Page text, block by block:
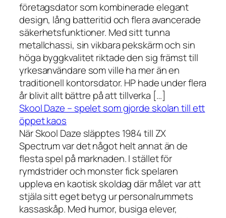
företagsdator som kombinerade elegant
design, lång batteritid och flera avancerade
säkerhetsfunktioner. Med sitt tunna
metallchassi, sin vikbara pekskärm och sin
höga byggkvalitet riktade den sig främst till
yrkesanvändare som ville ha mer än en
traditionell kontorsdator. HP hade under flera
år blivit allt bättre på att tillverka […]
Skool Daze – spelet som gjorde skolan till ett
öppet kaos
När Skool Daze släpptes 1984 till ZX
Spectrum var det något helt annat än de
flesta spel på marknaden. I stället för
rymdstrider och monster fick spelaren
uppleva en kaotisk skoldag där målet var att
stjäla sitt eget betyg ur personalrummets
kassaskåp. Med humor, busiga elever,